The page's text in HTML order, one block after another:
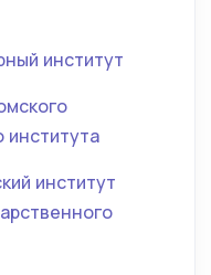
институт
институт